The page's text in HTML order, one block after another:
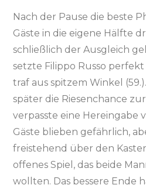
Nach der Pause die beste
Gäste in die eigene Hälfte
schließlich der Ausgleich
setzte Filippo Russo
traf aus spitzem Winkel
später die Riesenchance
verpasste eine Hereingabe
Gäste blieben gefährlich,
freistehend über den
offenes Spiel, das beide
wollten. Das bessere Ende